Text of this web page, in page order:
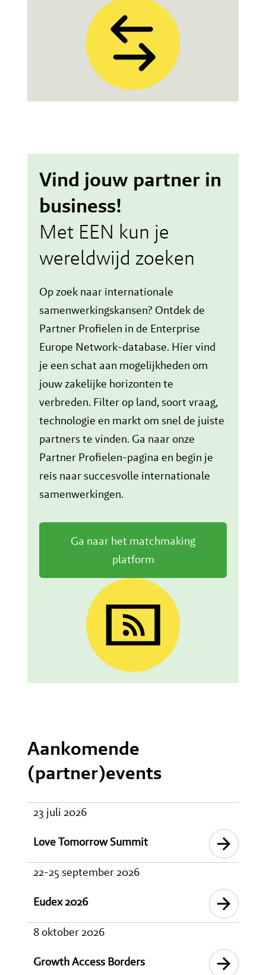
Vind jouw partner in
business!
Met EEN kun je
wereldwijd zoeken
Op zoek naar internationale
samenwerkingskansen? Ontdek de
Partner Profielen in de Enterprise
Europe Network-database. Hier vind
je een schat aan mogelijkheden om
jouw zakelijke horizonten te
verbreden. Filter op land, soort vraag,
technologie en markt om snel de juiste
partners te vinden. Ga naar onze
Partner Profielen-pagina en begin je
reis naar succesvolle internationale
samenwerkingen.
Ga naar het matchmaking
platform
Aankomende
(partner)events
23 juli 2026
Love Tomorrow Summit
22-25 september 2026
Eudex 2026
8 oktober 2026
Growth Access Borders